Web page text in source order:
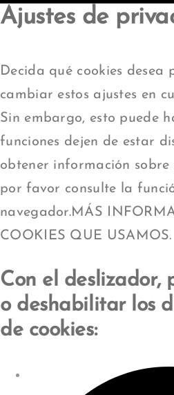
Cookie
de
Box
Ajustes de
Decida qué cookies desea
cambiar estos ajustes en
Sin embargo, esto puede
funciones dejen de estar
obtener información sobre
por favor consulte la
navegador.MÁS
COOKIES QUE USAMOS.
Con el deslizador,
o deshabilitar los
de cookies: